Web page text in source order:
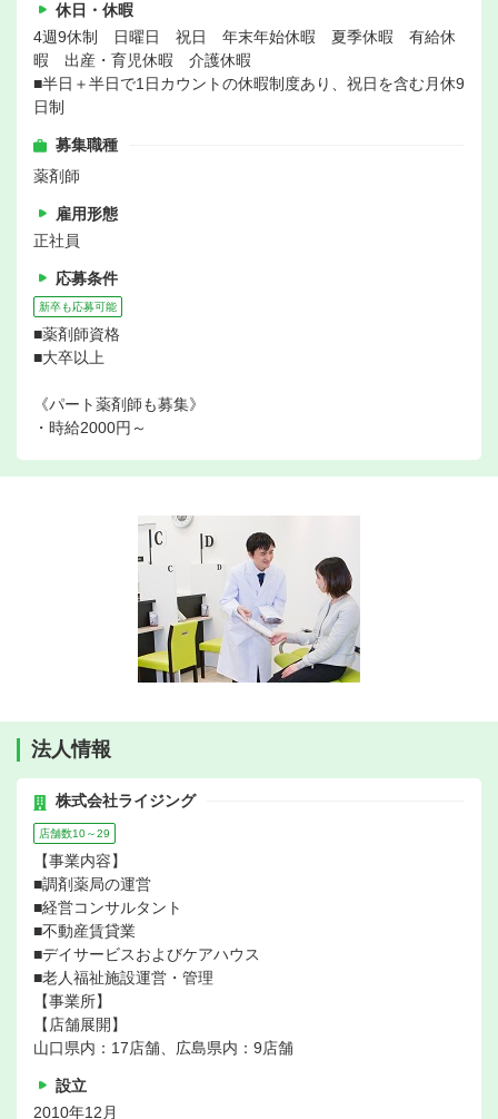
休日・休暇
4週9休制 日曜日 祝日 年末年始休暇 夏季休暇 有給休
暇 出産・育児休暇 介護休暇
■半日＋半日で1日カウントの休暇制度あり、祝日を含む月休9
日制
募集職種
薬剤師
雇用形態
正社員
応募条件
新卒も応募可能
■薬剤師資格
■大卒以上
《パート薬剤師も募集》
・時給2000円～
法人情報
株式会社ライジング
店舗数10～29
【事業内容】
■調剤薬局の運営
■経営コンサルタント
■不動産賃貸業
■デイサービスおよびケアハウス
■老人福祉施設運営・管理
【事業所】
【店舗展開】
山口県内：17店舗、広島県内：9店舗
設立
2010年12月